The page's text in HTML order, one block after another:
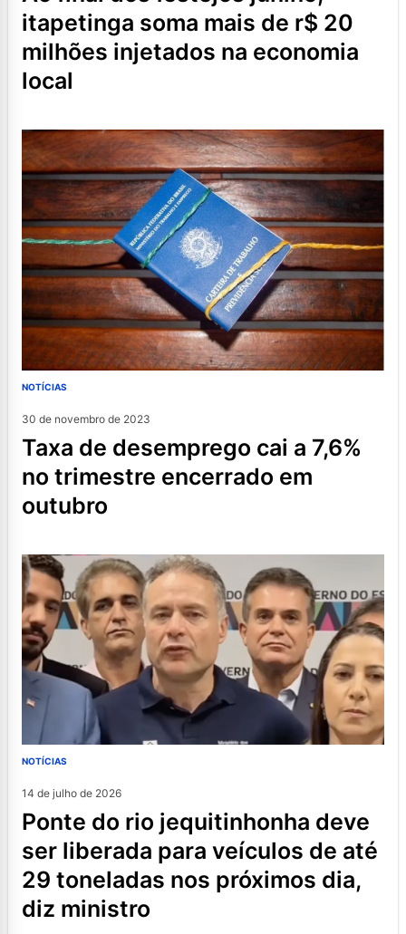
itapetinga soma mais de r$ 20
milhões injetados na economia
local
NOTÍCIAS
30 de novembro de 2023
taxa de desemprego cai a 7,6%
no trimestre encerrado em
outubro
NOTÍCIAS
14 de julho de 2026
ponte do rio jequitinhonha deve
ser liberada para veículos de até
29 toneladas nos próximos dia,
diz ministro